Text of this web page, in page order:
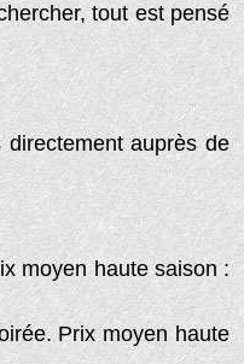
tout est pensé
auprès de
moyen haute saison :
Prix moyen haute